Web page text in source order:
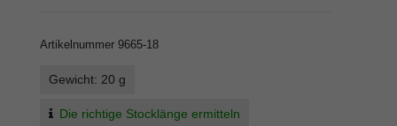
Artikelnummer 9665-18
Gewicht: 20 g
Die richtige Stocklänge ermitteln